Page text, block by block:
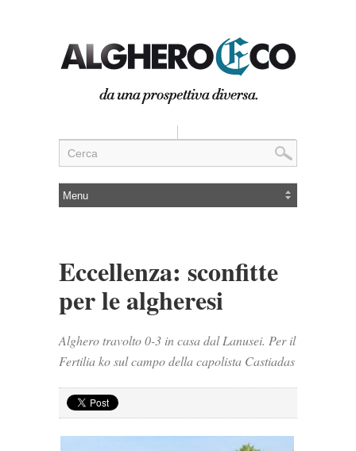
Eccellenza: sconfitte
per le algheresi
Alghero travolto 0-3 in casa dal Lanusei. Per il
Fertilia ko sul campo della capolista Castiadas